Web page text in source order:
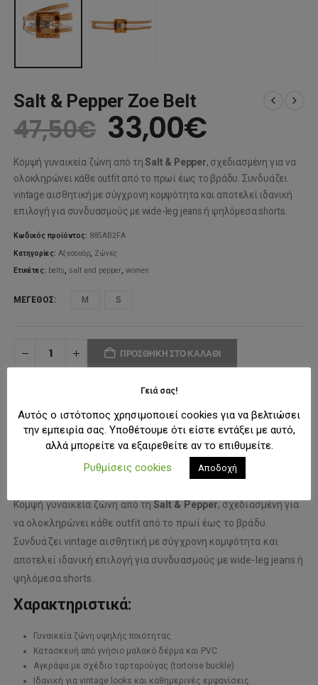
Salt & Pepper Zoe Belt
47,50€ Original
price
was:
47,50€.
33,00€Η
τιμή
είναι:
Κομψή γυναικεία ζώνη από τηSalt & Pepper, σχεδιασμένη για να
ολοκληρώνει κάθε outfit από το πρωί έως το βράδυ. Συνδυάζει
vintage αισθητική με σύγχρονη κομψότητα και αποτελεί ιδανική
επιλογή για συνδυασμούς με wide-leg jeans ή ψηλόμεσα shorts.
Κωδικός προϊόντος: 885ΑΒ2FΑ
Κατηγορίες:Αξεσουάρ Ζώνες
Ετικέτες: belts, salt and pepper,women
ΜΈΓΕΘΟΣ M S
ΠΡΟΣΘΉΚΗ ΣΤΟ ΚΑΛΆΘΙ
Κομψή γυναικεία ζώνη από τηSalt & Pepper, σχεδιασμένη για
να ολοκληρώνει κάθε outfit από το πρωί έως το βράδυ.
Συνδυάζει vintage αισθητική με σύγχρονη κομψότητα και
αποτελεί ιδανική επιλογή για συνδυασμούς με wide-leg jeans ή
ψηλόμεσα shorts.
Χαρακτηριστικά:
Γυναικεία ζώνη υψηλής ποιότητας
Κατασκευή από γνήσιο μαλακό δέρμα και PVC
Αγκράφα με σχέδιο ταρταρούγας (tortoise buckle)
Ιδανική για vintage looks και καθημερινές εμφανίσεις
Γειά σας!
Αυτός ο ιστότοπος χρησιμοποιεί cookies για να βελτιώσει
την εμπειρία σας. Υποθέτουμε ότι είστε εντάξει με αυτό,
αλλά μπορείτε να εξαιρεθείτε αν το επιθυμείτε.
Ρυθμίσεις cookies
Αποδοχή